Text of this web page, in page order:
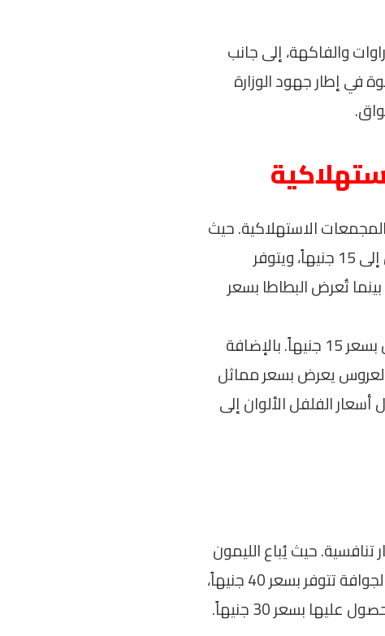
والفاكهة، إلى جانب
مايو 2026. تأتي هذه الخطوة في إطار جهود الوزارة
الاستهلاكية. حيث
يتم عرض الطماطم بسعر 20 جنيهاً. في حين أن أسعار البصل تصل إلى 15 جنيهاً، ويتوفر
بالنسبة للجزر، فإن سعره يبلغ 24 جنيهاً، بينما تُعرض البطاطا بسعر
أما الخيار، فيكون مُتاحاً بسعر 27.5 جنيه، و يُعرض الباذنجان الأبيض بسعر 15 جنيهاً. بالإضافة
أن الباذنجان العروس يعرض بسعر مماثل
بسعر 24 جنيهاً، فيما تصل أسعار الفلفل الألوان إلى
حيث يُباع الليمون
بسعر 30 جنيهاً، بينما تُسجل الفاصوليا ذات السعر 30 جنيهاً أيضاً. الجوافة تتوفر بسعر 40 جنيهاً،